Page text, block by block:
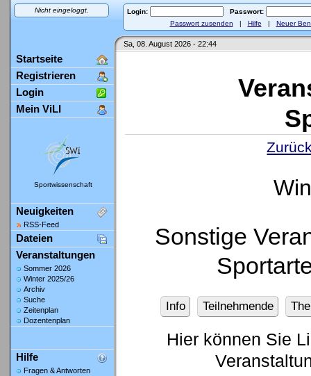
Nicht eingeloggt. Login:
Passwort:
Passwort zusenden | Hilfe | Neuer
Sa, 08. August 2026 - 22:44
Startseite
Registrieren
Login
Mein ViLI
Sportwissenschaft
Neuigkeiten
RSS-Feed
Dateien
Veranstaltungen
Sommer 2026
Winter 2025/26
Archiv
Suche
Zeitenplan
Dozentenplan
Hilfe
Fragen & Antworten
Sonstige
Info Teilnehmende
Hier können Sie